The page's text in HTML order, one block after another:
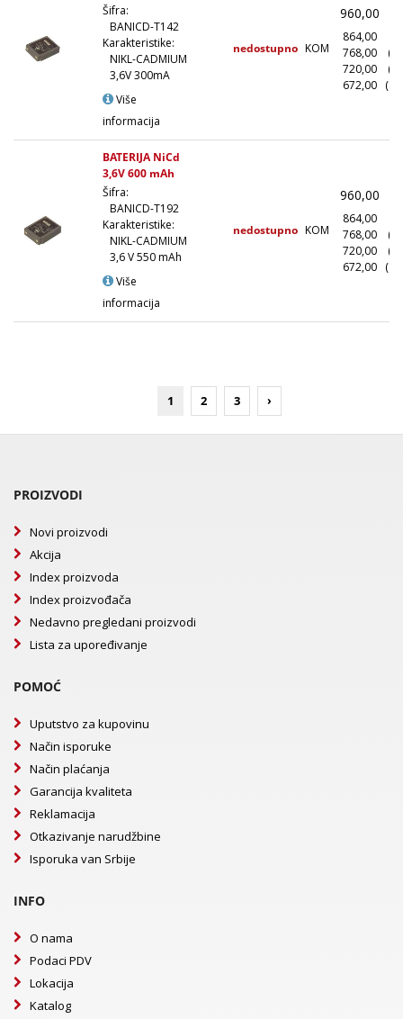
Šifra:
BANICD-T142
Karakteristike:
NIKL-CADMIUM
3,6V 300mA
Više
informacija
nedostupno KOM
960,00
864,00
768,00
720,00
672,00
BATERIJA NiCd
3,6V 600 mAh
Šifra:
BANICD-T192
Karakteristike:
NIKL-CADMIUM
3,6 V 550 mAh
Više
informacija
nedostupno KOM
960,00
864,00
768,00
720,00
672,00
1 2 3 ›
PROIZVODI
Novi proizvodi
Akcija
Index proizvoda
Index proizvođača
Nedavno pregledani proizvodi
Lista za upoređivanje
POMOĆ
Uputstvo za kupovinu
Način isporuke
Način plaćanja
Garancija kvaliteta
Reklamacija
Otkazivanje narudžbine
Isporuka van Srbije
INFO
O nama
Podaci PDV
Lokacija
Katalog